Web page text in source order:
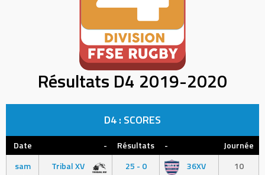
Résultats D4 2019-2020
D4 : SCORES
Date - Résultats -
Journée
sam
Tribal XV 25 - 0 36XV 10